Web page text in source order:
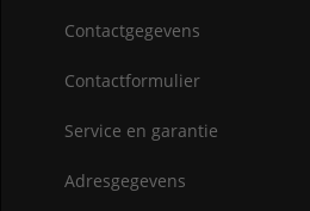
Contactgegevens
Contactformulier
Service en garantie
Adresgegevens